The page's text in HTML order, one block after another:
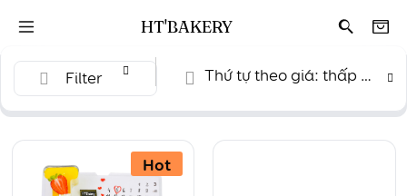
Filter Thứ tự theo giá: thấp đến cao
Hot
HT'BAKERY